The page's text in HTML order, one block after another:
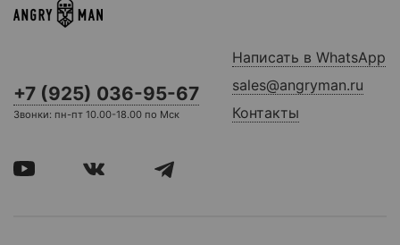
+7 (925) 036-95-67
Звонки: пн-пт 10.00-18.00 по Мск
Написать в WhatsApp
sales@angryman.ru
Контакты